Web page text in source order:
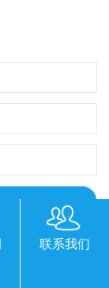
联系我们